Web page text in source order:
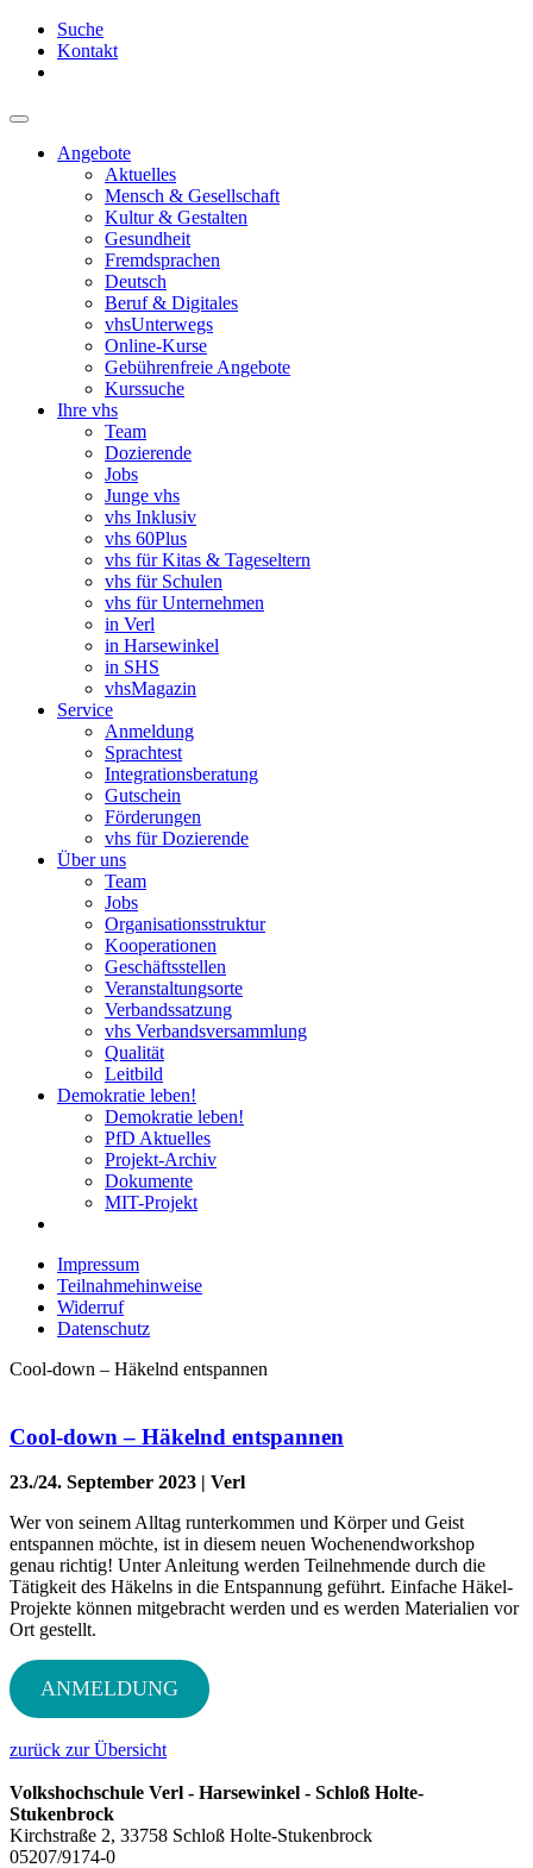
Suche
Kontakt
Angebote
Aktuelles
Mensch & Gesellschaft
Kultur & Gestalten
Gesundheit
Fremdsprachen
Deutsch
Beruf & Digitales
vhsUnterwegs
Online-Kurse
Gebührenfreie Angebote
Kurssuche
Ihre vhs
Team
Dozierende
Jobs
Junge vhs
vhs Inklusiv
vhs 60Plus
vhs für Kitas & Tageseltern
vhs für Schulen
vhs für Unternehmen
in Verl
in Harsewinkel
in SHS
vhsMagazin
Service
Anmeldung
Sprachtest
Integrationsberatung
Gutschein
Förderungen
vhs für Dozierende
Über uns
Team
Jobs
Organisationsstruktur
Kooperationen
Geschäftsstellen
Veranstaltungsorte
Verbandssatzung
vhs Verbandsversammlung
Qualität
Leitbild
Demokratie leben!
Demokratie leben!
PfD Aktuelles
Projekt-Archiv
Dokumente
MIT-Projekt
Impressum
Teilnahmehinweise
Widerruf
Datenschutz
Cool-down – Häkelnd entspannen
Cool-down – Häkelnd entspannen
23./24. September 2023 | Verl
Wer von seinem Alltag runterkommen und Körper und Geist
entspannen möchte, ist in diesem neuen Wochenendworkshop
genau richtig! Unter Anleitung werden Teilnehmende durch die
Tätigkeit des Häkelns in die Entspannung geführt. Einfache Häkel-
Projekte können mitgebracht werden und es werden Materialien vor
Ort gestellt.
ANMELDUNG
zurück zur Übersicht
Volkshochschule Verl - Harsewinkel - Schloß Holte-
Stukenbrock
Kirchstraße 2, 33758 Schloß Holte-Stukenbrock
05207/9174-0